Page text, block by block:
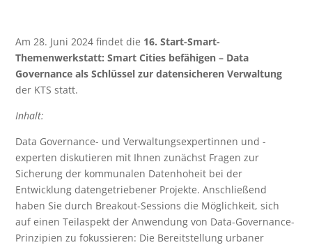
Am 28. Juni 2024 findet die 16. Start-Smart-
Themenwerkstatt: Smart Cities befähigen – Data
Governance als Schlüssel zur datensicheren Verwaltung
der KTS statt.
Inhalt:
Data Governance- und Verwaltungsexpertinnen und -
experten diskutieren mit Ihnen zunächst Fragen zur
Sicherung der kommunalen Datenhoheit bei der
Entwicklung datengetriebener Projekte. Anschließend
haben Sie durch Breakout-Sessions die Möglichkeit, sich
auf einen Teilaspekt der Anwendung von Data-Governance-
Prinzipien zu fokussieren: Die Bereitstellung urbaner